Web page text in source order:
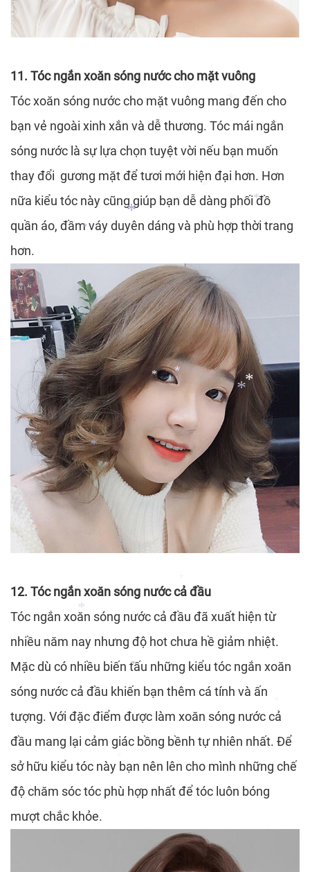
*
*
*
*
*
*
*
*
*
*
*
*
11. Tóc ngắn xoăn sóng nước cho mặt vuông
Tóc xoăn sóng nước cho mặt vuông mang đến cho
bạn vẻ ngoài xinh xắn và dễ thương. Tóc mái ngắn
sóng nước là sự lựa chọn tuyệt vời nếu bạn muốn
thay đổi gương mặt để tươi mới hiện đại hơn. Hơn
nữa kiểu tóc này cũng giúp bạn dễ dàng phối đồ
quần áo, đầm váy duyên dáng và phù hợp thời trang
hơn.
12. Tóc ngắn xoăn sóng nước cả đầu
Tóc ngắn xoăn sóng nước cả đầu đã xuất hiện từ
nhiều năm nay nhưng độ hot chưa hề giảm nhiệt.
Mặc dù có nhiều biến tấu những kiểu tóc ngắn xoăn
sóng nước cả đầu khiến bạn thêm cá tính và ấn
tượng. Với đặc điểm được làm xoăn sóng nước cả
đầu mang lại cảm giác bồng bềnh tự nhiên nhất. Để
sở hữu kiểu tóc này bạn nên lên cho mình những chế
độ chăm sóc tóc phù hợp nhất để tóc luôn bóng
mượt chắc khỏe.